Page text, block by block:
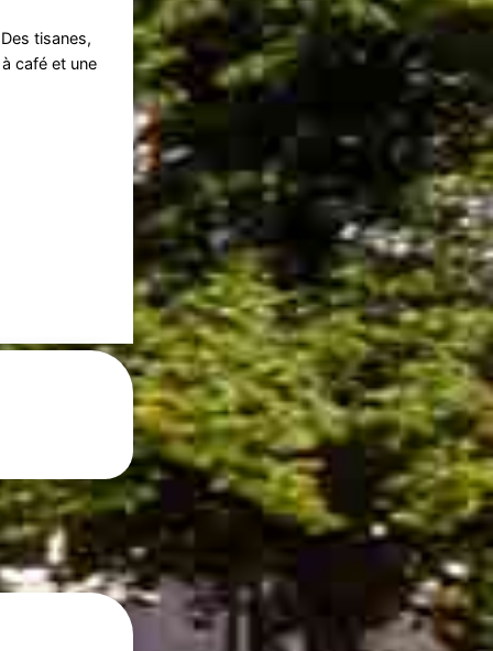
tisanes,
café et une